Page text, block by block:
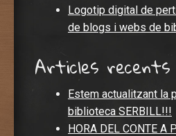
Logotip digital de
de blogs i webs de
Articles recents
Estem actualitzant la
biblioteca SERBILL!!!
HORA DEL CONTE A